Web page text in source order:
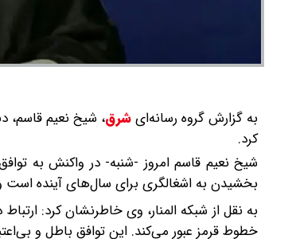
به گزارش گروه رسانه‌ایشرق، شیخ نعیم قاسم،
کرد.
شیخ نعیم قاسم امروز -شنبه- در واکنش به
بخشیدن به اشغالگری برای سال‌های آینده
به نقل از شبکه المنار، وی خاطرنشان کرد:
خطوط قرمز عبور می‌کند. این توافق باطل و